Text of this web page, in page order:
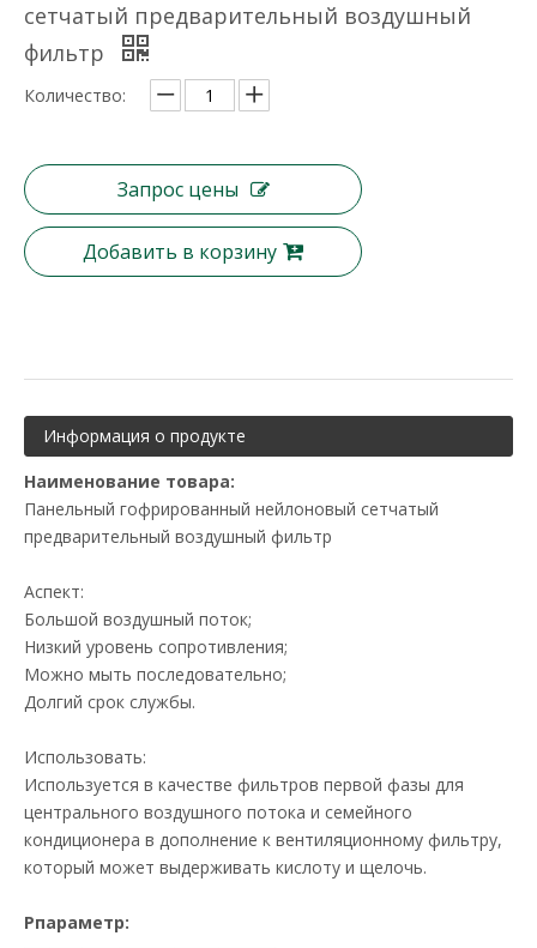
сетчатый предварительный воздушный
фильтр
Количество:
Запрос цены
Добавить в корзину
Информация о продукте
Наименование товара:
Панельный гофрированный нейлоновый сетчатый
предварительный воздушный фильтр
Аспект:
Большой воздушный поток;
Низкий уровень сопротивления;
Можно мыть последовательно;
Долгий срок службы.
Использовать:
Используется в качестве фильтров первой фазы для
центрального воздушного потока и семейного
кондиционера в дополнение к вентиляционному фильтру,
который может выдерживать кислоту и щелочь.
Pпараметр: